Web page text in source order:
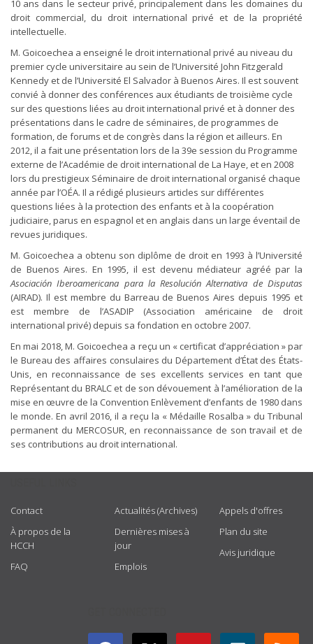
10 ans dans le secteur privé, principalement dans les domaines du
droit commercial, du droit international privé et de la propriété
intellectuelle.
M. Goicoechea a enseigné le droit international privé au niveau du
premier cycle universitaire au sein de l’Université John Fitzgerald
Kennedy et de l’Université El Salvador à Buenos Aires. Il est souvent
convié à donner des conférences aux étudiants de troisième cycle
sur des questions liées au droit international privé et à donner des
présentations dans le cadre de séminaires, de programmes de
formation, de forums et de congrès dans la région et ailleurs. En
2012, il a fait une présentation lors de la 39e session du Programme
externe de l’Académie de droit international de La Haye, et en 2008
lors du prestigieux Séminaire de droit international organisé chaque
année par l’OÉA. Il a rédigé plusieurs articles sur différentes
questions liées à la protection des enfants et à la coopération
judiciaire, parus en espagnol et en anglais dans un large éventail de
revues juridiques.
M. Goicoechea a obtenu son diplôme de droit en 1993 à l’Université
de Buenos Aires. En 1995, il est devenu médiateur agréé par la
Asociación Iberoamericana para la Resolución Alternativa de Disputas
(AIRAD). Il est membre du Barreau de Buenos Aires depuis 1995 et
est membre de l’ASADIP (Association américaine de droit
international privé) depuis sa fondation en octobre 2007.
En mai 2018, M. Goicoechea a reçu un « certificat d’appréciation » par
le Bureau des affaires consulaires du Département d’État des États-
Unis, en reconnaissance de ses excellents services en tant que
Représentant du BRALC et de son dévouement à l’amélioration de la
mise en œuvre de la Convention Enlèvement d’enfants de 1980 dans
le monde. En avril 2016, il a reçu la « Médaille Rosalba » du Tribunal
permanent du MERCOSUR, en reconnaissance de son travail et de
ses contributions au droit international.
Contact
À propos de la
HCCH
FAQ
Actualités (Archives)
Dernières mises à
jour
Emplois
Appels d'offres
Plan du site
Avis juridique